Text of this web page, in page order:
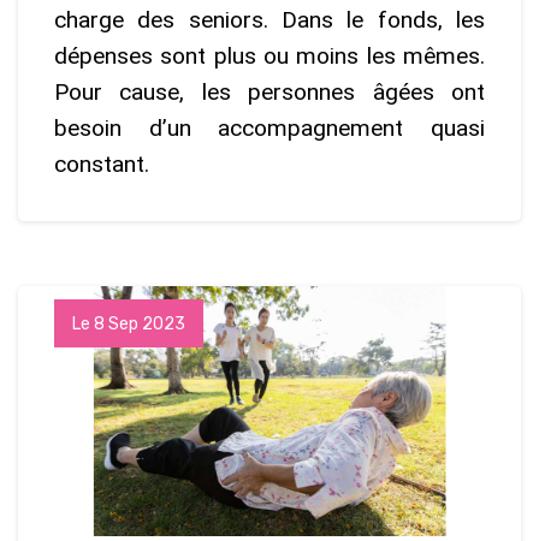
charge des seniors. Dans le fonds, les
dépenses sont plus ou moins les mêmes.
Pour cause, les personnes âgées ont
besoin d’un accompagnement quasi
constant.
Le 8 Sep 2023